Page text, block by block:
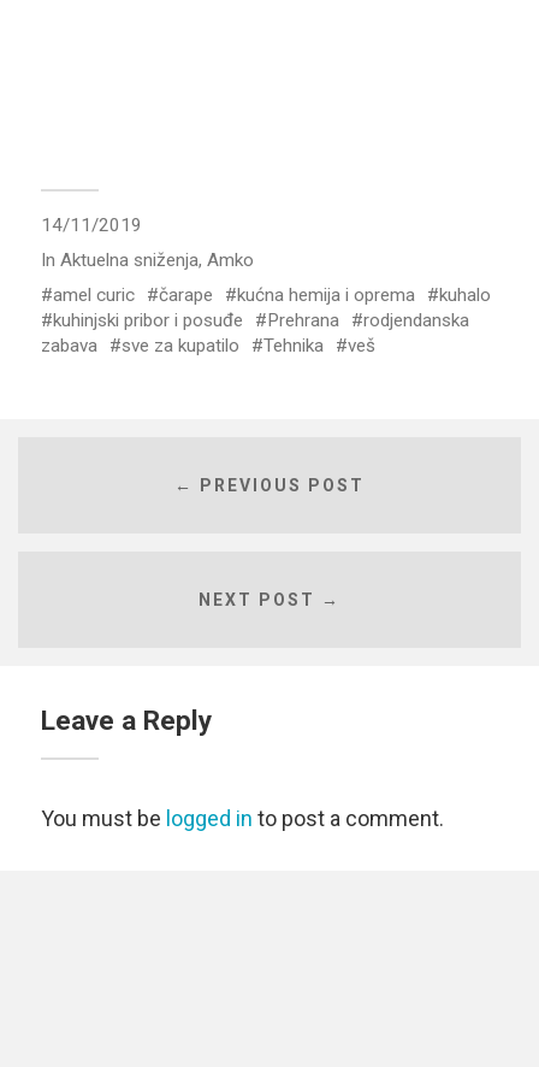
14/11/2019
In Aktuelna sniženja, Amko
amel curic
čarape kućna hemija i oprema
kuhalo
kuhinjski pribor i posuđe
Prehrana
rodjendanska
zabava
sve za kupatilo Tehnika veš
← PREVIOUS POST
NEXT POST →
Leave a Reply
You must be logged in to post a comment.